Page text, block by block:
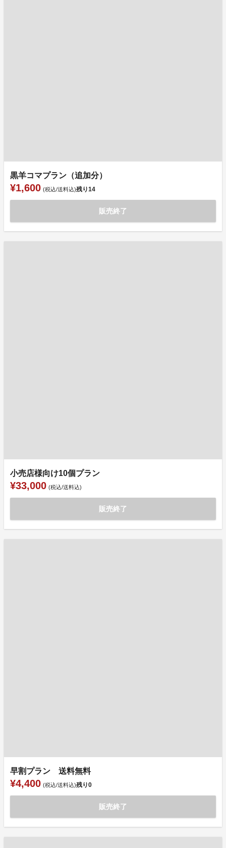
黒羊コマプラン（追加分）
¥1,600 (税込/送料込)残り14
販売終了
小売店様向け10個プラン
¥33,000 (税込/送料込)
販売終了
早割プラン 送料無料
¥4,400 (税込/送料込)残り0
販売終了